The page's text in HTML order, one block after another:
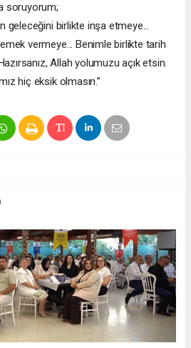
soruyorum;
geleceğini birlikte inşa etmeye...
vermeye... Benimle birlikte tarih
Allah yolumuzu açık etsin.
hiç eksik olmasın.”